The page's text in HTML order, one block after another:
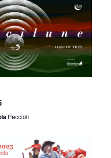
Peccioli